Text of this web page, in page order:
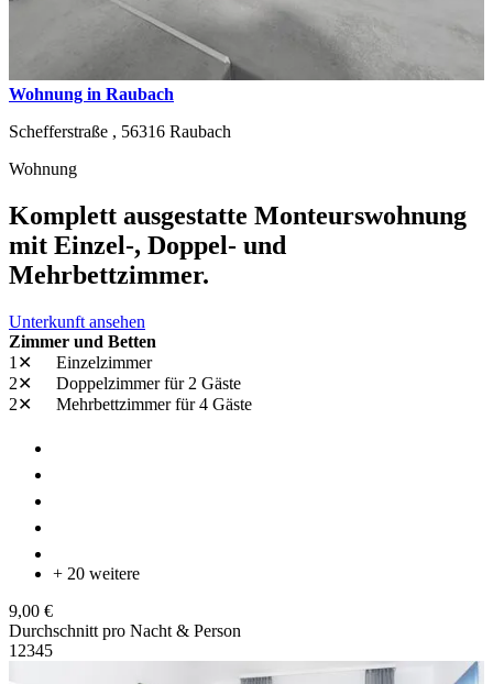
Wohnung in Raubach
Schefferstraße , 56316 Raubach
Wohnung
Komplett ausgestatte Monteurswohnung
mit Einzel-, Doppel- und
Mehrbettzimmer.
Unterkunft ansehen
Zimmer und Betten
1✕
Einzelzimmer
2✕
Doppelzimmerfür 2 Gäste
2✕
Mehrbettzimmerfür 4 Gäste
+ 20 weitere
9,00 €
Durchschnitt pro Nacht & Person
1 2345